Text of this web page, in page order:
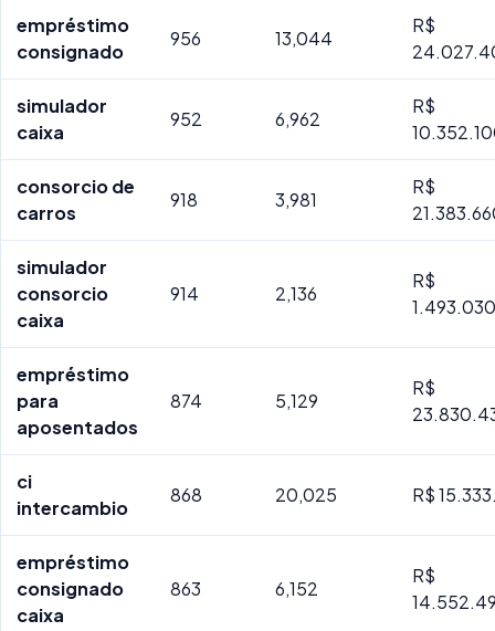
empréstimo
consignado
956 13,044
R$
simulador
caixa
952 6,962
R$
consorcio de
carros
918 3,981
R$
simulador
consorcio
caixa
914 2,136
R$
empréstimo
para
aposentados
874 5,129
R$
ci
intercambio
868 20,025 R$
empréstimo
consignado
caixa
863 6,152
R$